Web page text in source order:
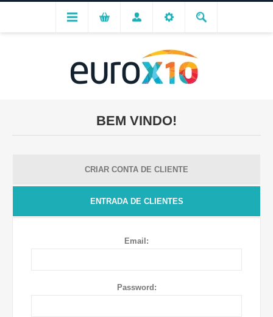
BEM VINDO!
CRIAR CONTA DE CLIENTE
ENTRADA DE CLIENTES
Email:
Password: